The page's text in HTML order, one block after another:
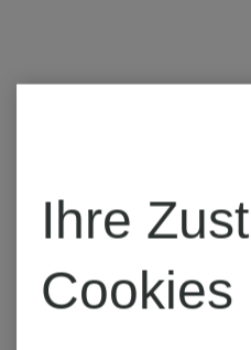
Ihre
Cookies